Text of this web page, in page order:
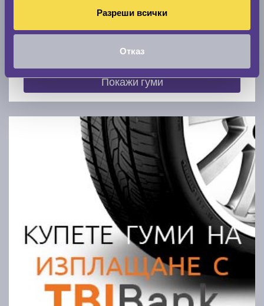
Разреши всички
Отказ
Модел
Покажи гуми